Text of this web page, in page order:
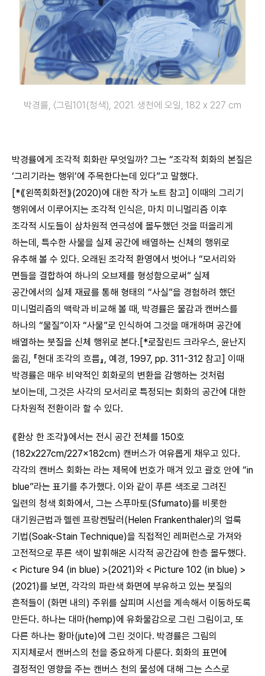
박경률, 〈그림101(청색), 2021. 생천에 오일, 182 x 227 cm
박경률에게 조각적 회화란 무엇일까? 그는 “조각적 회화의 본질은
‘그리기라는 행위’에 주목한다는데 있다”고 말했다.
[*⟪왼쪽회화전⟫(2020)에 대한 작가 노트 참고] 이때의 그리기
행위에서 이루어지는 조각적 인식은, 마치 미니멀리즘 이후
조각적 시도들이 삼차원적 연극성에 몰두했던 것을 떠올리게
하는데, 특수한 사물을 실제 공간에 배열하는 신체의 행위로
유추해 볼 수 있다. 오래된 조각적 환영에서 벗어나 “모서리와
면들을 결합하여 하나의 오브제를 형성함으로써” 실제
공간에서의 실제 재료를 통해 형태의 “사실”을 경험하려 했던
미니멀리즘의 맥락과 비교해 볼 때, 박경률은 물감과 캔버스를
하나의 “물질”이자 “사물”로 인식하여 그것을 매개하며 공간에
배열하는 붓질을 신체 행위로 본다.[*로잘린드 크라우스, 윤난지
옮김, 『현대 조각의 흐름』, 예경, 1997, pp. 311-312 참고] 이때
박경률은 매우 비약적인 회화로의 변환을 감행하는 것처럼
보이는데, 그것은 사각의 모서리로 특정되는 회화의 공간에 대한
다차원적 전환이라 할 수 있다.
⟪환상 한 조각⟫에서는 전시 공간 전체를 150호
(182x227cm/227x182cm) 캔버스가 여유롭게 채우고 있다.
각각의 캔버스 회화는 라는 제목에 번호가 매겨 있고 괄호 안에 “in
blue”라는 표기를 추가했다. 이와 같이 푸른 색조로 그려진
일련의 청색 회화에서, 그는 스푸마토(Sfumato)를 비롯한
대기원근법과 헬렌 프랑켄탈러(Helen Frankenthaler)의 얼룩
기법(Soak-Stain Technique)을 직접적인 레퍼런스로 가져와
고전적으로 푸른 색이 발휘해온 시각적 공간감에 한층 몰두했다.
< Picture 94 (in blue) >(2021)와 < Picture 102 (in blue) >
(2021)를 보면, 각각의 파란색 화면에 부유하고 있는 붓질의
흔적들이 (화면 내의) 주위를 살피며 시선을 계속해서 이동하도록
만든다. 하나는 대마(hemp)에 유화물감으로 그린 그림이고, 또
다른 하나는 황마(jute)에 그린 것이다. 박경률은 그림의
지지체로서 캔버스의 천을 중요하게 다룬다. 회화의 표면에
결정적인 영향을 주는 캔버스 천의 물성에 대해 그는 스스로